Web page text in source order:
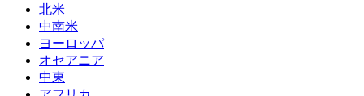
北米
中南米
ヨーロッパ
オセアニア
中東